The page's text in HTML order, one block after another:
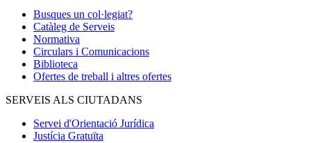
Busques un col·legiat?
Catàleg de Serveis
Normativa
Circulars i Comunicacions
Biblioteca
Ofertes de treball i altres ofertes
SERVEIS ALS CIUTADANS
Servei d'Orientació Jurídica
Justícia Gratuïta